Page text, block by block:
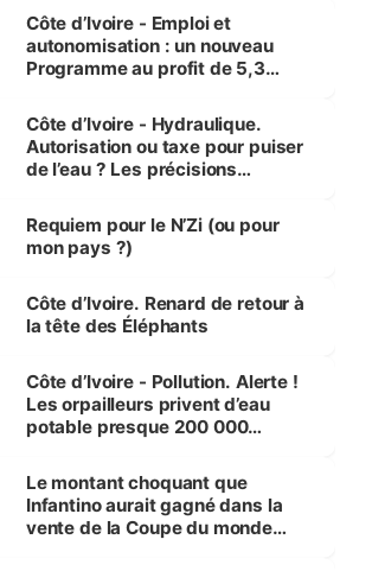
et Yamoussoukro
Côte d’Ivoire - Emploi et
autonomisation : un nouveau
Programme au profit de 5,3
Côte d’Ivoire - Hydraulique.
Autorisation ou taxe pour puiser
de l’eau ? Les précisions
Requiem pour le N’Zi (ou pour
mon pays ?)
Côte d’Ivoire. Renard de retour à
la tête des Éléphants
Côte d’Ivoire - Pollution. Alerte !
Les orpailleurs privent d’eau
potable presque 200 000
Le montant choquant que
Infantino aurait gagné dans la
vente de la Coupe du monde